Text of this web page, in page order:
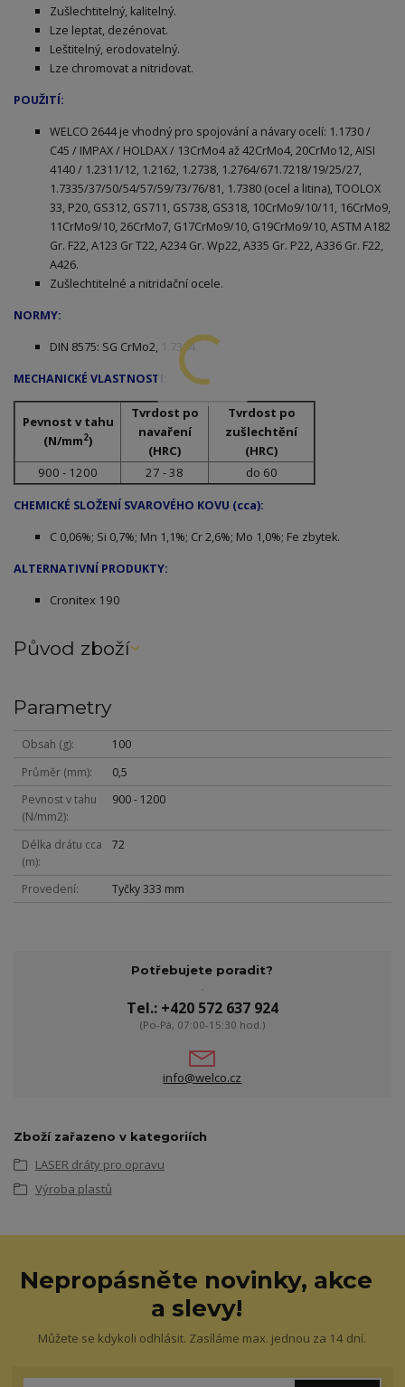
Zušlechtitelný, kalitelný.
Lze leptat, dezénovat.
Leštitelný, erodovatelný.
Lze chromovat a nitridovat.
POUŽITÍ:
WELCO 2644 je vhodný pro spojování a návary ocelí: 1.1730 /
C45 / IMPAX / HOLDAX / 13CrMo4 až 42CrMo4, 20CrMo12, AISI
4140 / 1.2311/12, 1.2162, 1.2738, 1.2764/671.7218/19/25/27,
1.7335/37/50/54/57/59/73/76/81, 1.7380 (ocel a litina), TOOLOX
33, P20, GS312, GS711, GS738, GS318, 10CrMo9/10/11, 16CrMo9,
11CrMo9/10, 26CrMo7, G17CrMo9/10, G19CrMo9/10, ASTM A182
Gr. F22, A123 Gr T22, A234 Gr. Wp22, A335 Gr. P22, A336 Gr. F22,
A426.
Zušlechtitelné a nitridační ocele.
NORMY:
DIN 8575: SG CrMo2, 1.7384.
MECHANICKÉ VLASTNOSTI:
Pevnost v tahu
(N/mm2)
Tvrdost po
navaření
(HRC)
Tvrdost po
zušlechtění
(HRC)
900 - 1200
27 - 38 do 60
CHEMICKÉ SLOŽENÍ SVAROVÉHO KOVU (cca):
C 0,06%; Si 0,7%; Mn 1,1%; Cr 2,6%; Mo 1,0%; Fe zbytek.
ALTERNATIVNÍ PRODUKTY:
Cronitex 190
Původ zboží
Parametry
Obsah (g)
100
Průměr (mm)
0,5
Pevnost v tahu
(N/mm2)
900 - 1200
Délka drátu cca
(m)
72
Provedení Tyčky 333 mm
Potřebujete poradit?
Tel.: +420 572 637 924
(Po-Pá, 07:00-15:30 hod.)
info@welco.cz
Zboží zařazeno v kategoriích
LASER dráty pro opravu
Výroba plastů
Nepropásněte novinky, akce
a slevy!
Můžete se kdykoli odhlásit. Zasíláme max. jednou za 14 dní.